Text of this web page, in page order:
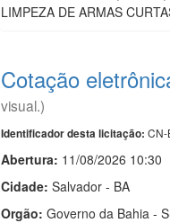
LIMPEZA DE ARMAS
Cotação
visual.)
Identificador desta licitação:
Abertura: 11/08/2026 10:30
Cidade: Salvador - BA
Orgão: Governo da Bahia -